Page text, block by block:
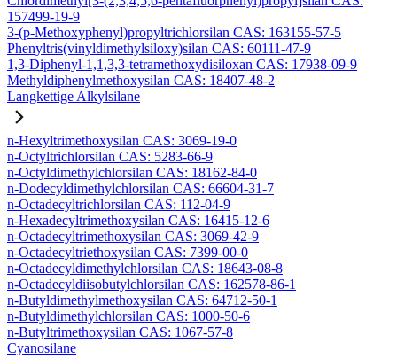
157499-19-9
3-(p-Methoxyphenyl)propyltrichlorsilan CAS: 163155-57-5
Phenyltris(vinyldimethylsiloxy)silan CAS: 60111-47-9
1,3-Diphenyl-1,1,3,3-tetramethoxydisiloxan CAS: 17938-09-9
Methyldiphenylmethoxysilan CAS: 18407-48-2
Langkettige Alkylsilane
n-Hexyltrimethoxysilan CAS: 3069-19-0
n-Octyltrichlorsilan CAS: 5283-66-9
n-Octyldimethylchlorsilan CAS: 18162-84-0
n-Dodecyldimethylchlorsilan CAS: 66604-31-7
n-Octadecyltrichlorsilan CAS: 112-04-9
n-Hexadecyltrimethoxysilan CAS: 16415-12-6
n-Octadecyltrimethoxysilan CAS: 3069-42-9
n-Octadecyltriethoxysilan CAS: 7399-00-0
n-Octadecyldimethylchlorsilan CAS: 18643-08-8
n-Octadecyldiisobutylchlorsilan CAS: 162578-86-1
n-Butyldimethylmethoxysilan CAS: 64712-50-1
n-Butyldimethylchlorsilan CAS: 1000-50-6
n-Butyltrimethoxysilan CAS: 1067-57-8
Cyanosilane